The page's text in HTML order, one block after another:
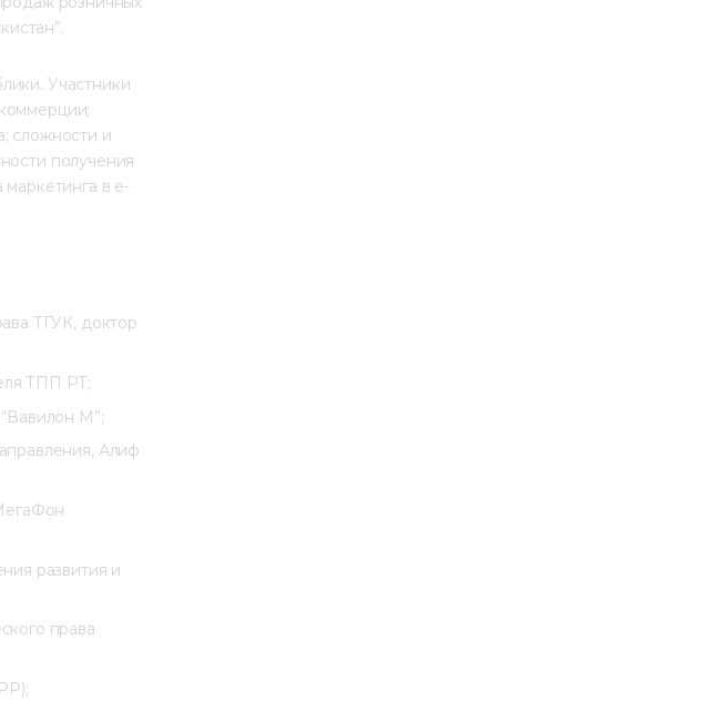
Участники
сложности и
получения
в e-
ТГУК, доктор
ТПП РТ;
М”;
Алиф
развития и
права